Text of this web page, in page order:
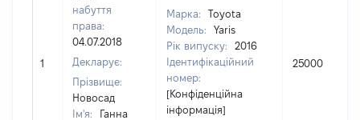
1
набуття
права:
04.07.2018
Декларує:
Прізвище:
Новосад
Ім'я:
Ганна
Марка:
Toyota
Модель:
Yaris
Рік випуску:
2016
Ідентифікаційний
номер:
[Конфіденційна
інформація]
25000